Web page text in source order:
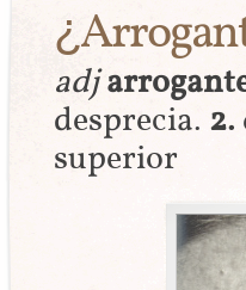
adj
desprecia. 2.
superior